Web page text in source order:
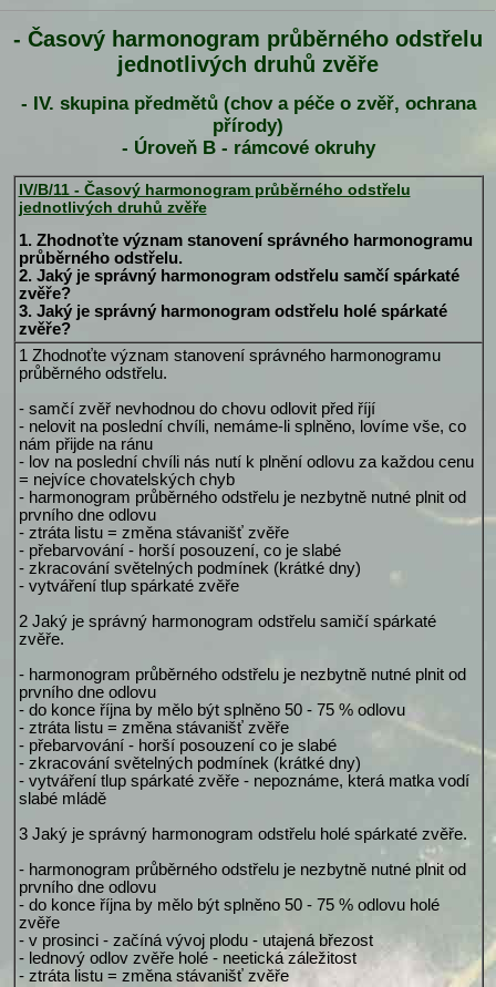
- Časový harmonogram průběrného odstřelu
jednotlivých druhů zvěře
- IV. skupina předmětů (chov a péče o zvěř, ochrana
přírody)
- Úroveň B - rámcové okruhy
IV/B/11 - Časový harmonogram průběrného odstřelu
jednotlivých druhů zvěře
1. Zhodnoťte význam stanovení správného harmonogramu
průběrného odstřelu.
2. Jaký je správný harmonogram odstřelu samčí spárkaté
zvěře?
3. Jaký je správný harmonogram odstřelu holé spárkaté
zvěře?
1 Zhodnoťte význam stanovení správného harmonogramu
průběrného odstřelu.
- samčí zvěř nevhodnou do chovu odlovit před říjí
- nelovit na poslední chvíli, nemáme-li splněno, lovíme vše, co
nám přijde na ránu
- lov na poslední chvíli nás nutí k plnění odlovu za každou cenu
= nejvíce chovatelských chyb
- harmonogram průběrného odstřelu je nezbytně nutné plnit od
prvního dne odlovu
- ztráta listu = změna stávanišť zvěře
- přebarvování - horší posouzení, co je slabé
- zkracování světelných podmínek (krátké dny)
- vytváření tlup spárkaté zvěře
2 Jaký je správný harmonogram odstřelu samičí spárkaté
zvěře.
- harmonogram průběrného odstřelu je nezbytně nutné plnit od
prvního dne odlovu
- do konce října by mělo být splněno 50 - 75 % odlovu
- ztráta listu = změna stávanišť zvěře
- přebarvování - horší posouzení co je slabé
- zkracování světelných podmínek (krátké dny)
- vytváření tlup spárkaté zvěře - nepoznáme, která matka vodí
slabé mládě
3 Jaký je správný harmonogram odstřelu holé spárkaté zvěře.
- harmonogram průběrného odstřelu je nezbytně nutné plnit od
prvního dne odlovu
- do konce října by mělo být splněno 50 - 75 % odlovu holé
zvěře
- v prosinci - začíná vývoj plodu - utajená březost
- lednový odlov zvěře holé - neetická záležitost
- ztráta listu = změna stávanišť zvěře